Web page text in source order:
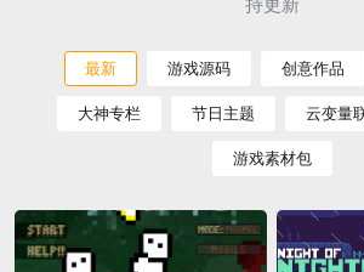
最新 游戏源码 创意作品
大神专栏 节日主题 云变量
游戏素材包